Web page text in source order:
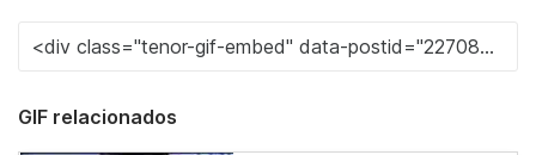
GIF relacionados